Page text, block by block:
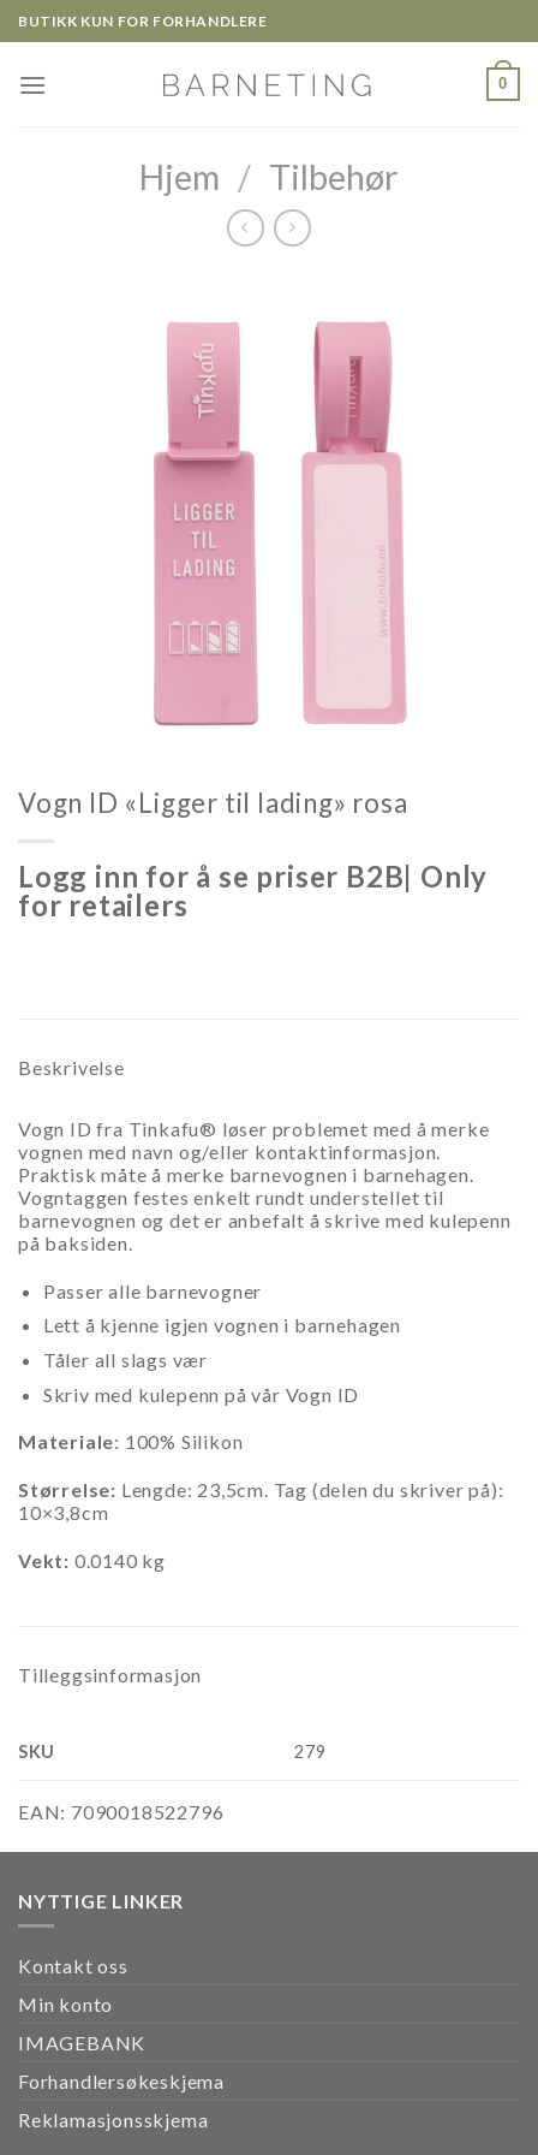
Skip
to
content
BUTIKK KUN FOR FORHANDLERE
0
Hjem / Tilbehør
Vogn ID «Ligger til lading» rosa
Logg inn for å se priser B2B| Only
for retailers
Beskrivelse
Vogn ID fra Tinkafu® løser problemet med å merke
vognen med navn og/eller kontaktinformasjon.
Praktisk måte å merke barnevognen i barnehagen.
Vogntaggen festes enkelt rundt understellet til
barnevognen og det er anbefalt å skrive med kulepenn
på baksiden.
Passer alle barnevogner
Lett å kjenne igjen vognen i barnehagen
Tåler all slags vær
Skriv med kulepenn på vår Vogn ID
Materiale: 100% Silikon
Størrelse: Lengde: 23,5cm. Tag (delen du skriver på):
10×3,8cm
Vekt: 0.0140 kg
Tilleggsinformasjon
SKU 279
EAN: 7090018522796
NYTTIGE LINKER
Kontakt oss
Min konto
IMAGEBANK
Forhandlersøkeskjema
Reklamasjonsskjema